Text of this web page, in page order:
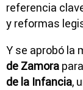
referencia
y reformas
Y se aprobó la
de Zamora
de la Infancia,